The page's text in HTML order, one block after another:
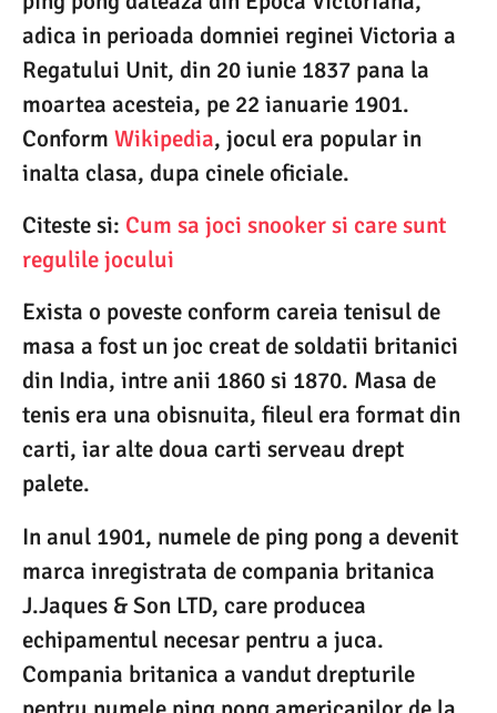
adica in perioada domniei reginei Victoria a
Regatului Unit, din 20 iunie 1837 pana la
moartea acesteia, pe 22 ianuarie 1901.
Conform Wikipedia, jocul era popular in
inalta clasa, dupa cinele oficiale.
Citeste si: Cum sa joci snooker si care sunt
regulile jocului
Exista o poveste conform careia tenisul de
masa a fost un joc creat de soldatii britanici
din India, intre anii 1860 si 1870. Masa de
tenis era una obisnuita, fileul era format din
carti, iar alte doua carti serveau drept
palete.
In anul 1901, numele de ping pong a devenit
marca inregistrata de compania britanica
J.Jaques & Son LTD, care producea
echipamentul necesar pentru a juca.
Compania britanica a vandut drepturile